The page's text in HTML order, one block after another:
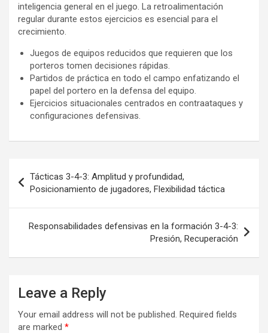
inteligencia general en el juego. La retroalimentación
regular durante estos ejercicios es esencial para el
crecimiento.
Juegos de equipos reducidos que requieren que los
porteros tomen decisiones rápidas.
Partidos de práctica en todo el campo enfatizando el
papel del portero en la defensa del equipo.
Ejercicios situacionales centrados en contraataques y
configuraciones defensivas.
navigation
Tácticas 3-4-3: Amplitud y profundidad,
Posicionamiento de jugadores, Flexibilidad táctica
Responsabilidades defensivas en la formación 3-4-3:
Presión, Recuperación
Leave a Reply
Your email address will not be published. Required fields
are marked *